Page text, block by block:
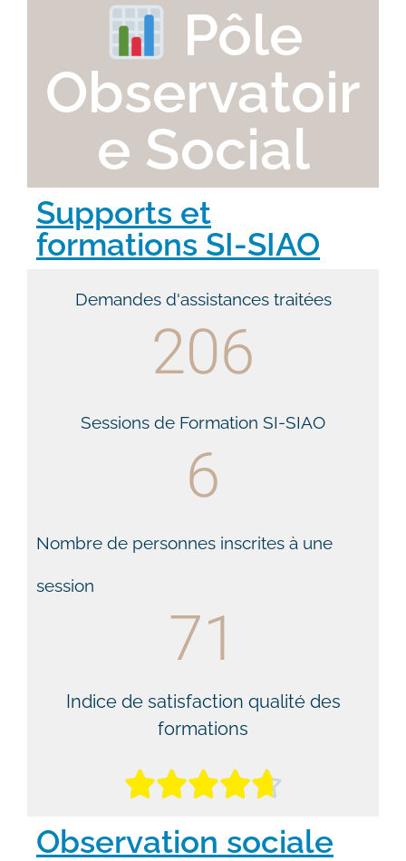
Pôle
Observatoir
e Social
Supports et
formations SI-SIAO
Demandes d'assistances traitées
206
Sessions de Formation SI-SIAO
6
Nombre de personnes inscrites à une
session
71
Indice de satisfaction qualité des
formations

Observation sociale